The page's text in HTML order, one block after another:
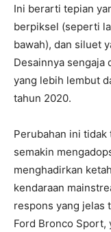
Ini berarti tepian
berpiksel (seperti
bawah), dan siluet
Desainnya
yang lebih lembut
tahun 2020.
Perubahan ini
semakin
menghadirkan
kendaraan
respons yang jelas
Ford Bronco Sport,